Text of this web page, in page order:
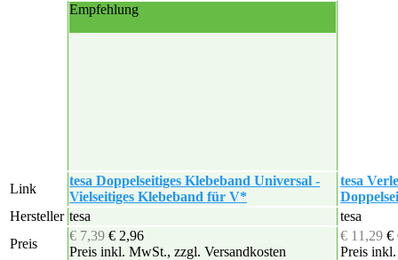
Empfehlung
Link
tesa Doppelseitiges Klebeband Universal -
Vielseitiges Klebeband für V*
tesa
Hersteller tesa
tesa
Preis
€ 7,39 € 2,96
Preis inkl. MwSt., zzgl. Versandkosten
€ 11,29 €
Preis